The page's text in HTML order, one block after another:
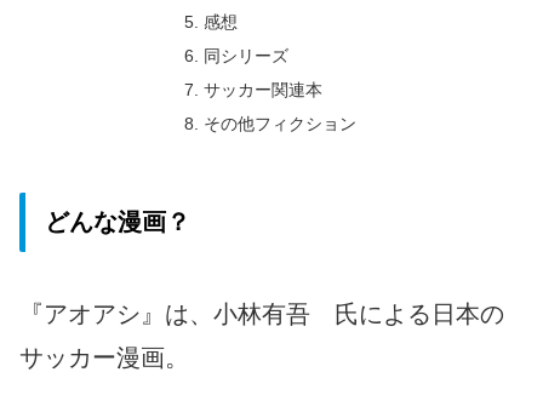
感想
同シリーズ
サッカー関連本
その他フィクション
どんな漫画？
『アオアシ』は、小林有吾 氏による日本の
サッカー漫画。